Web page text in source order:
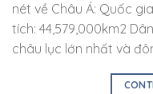
nét về Châu Á: Quốc
tích: 44,579,000km2
châu lục lớn nhất và